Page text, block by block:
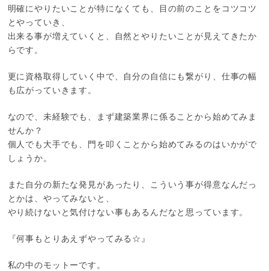
明確にやりたいことが特になくても、目の前のことをコツコツ
とやっていき、
出来る事が増えていくと、自然とやりたいことが見えてきたか
らです。
更に資格取得していく中で、自分の自信にも繋がり、仕事の幅
も広がっていきます。
なので、未経験でも、まず建築業界に係ることから始めてみま
せんか？
個人でも大手でも、門を叩くことから始めてみるのはいかがで
しょうか。
また自分の新たな発見があったり、こういう事が得意なんだっ
とかは、やってみないと、
やり続けないと気付けない事もあるんだなと思っています。
『何事もとりあえずやってみる☆』
私の中のモットーです。